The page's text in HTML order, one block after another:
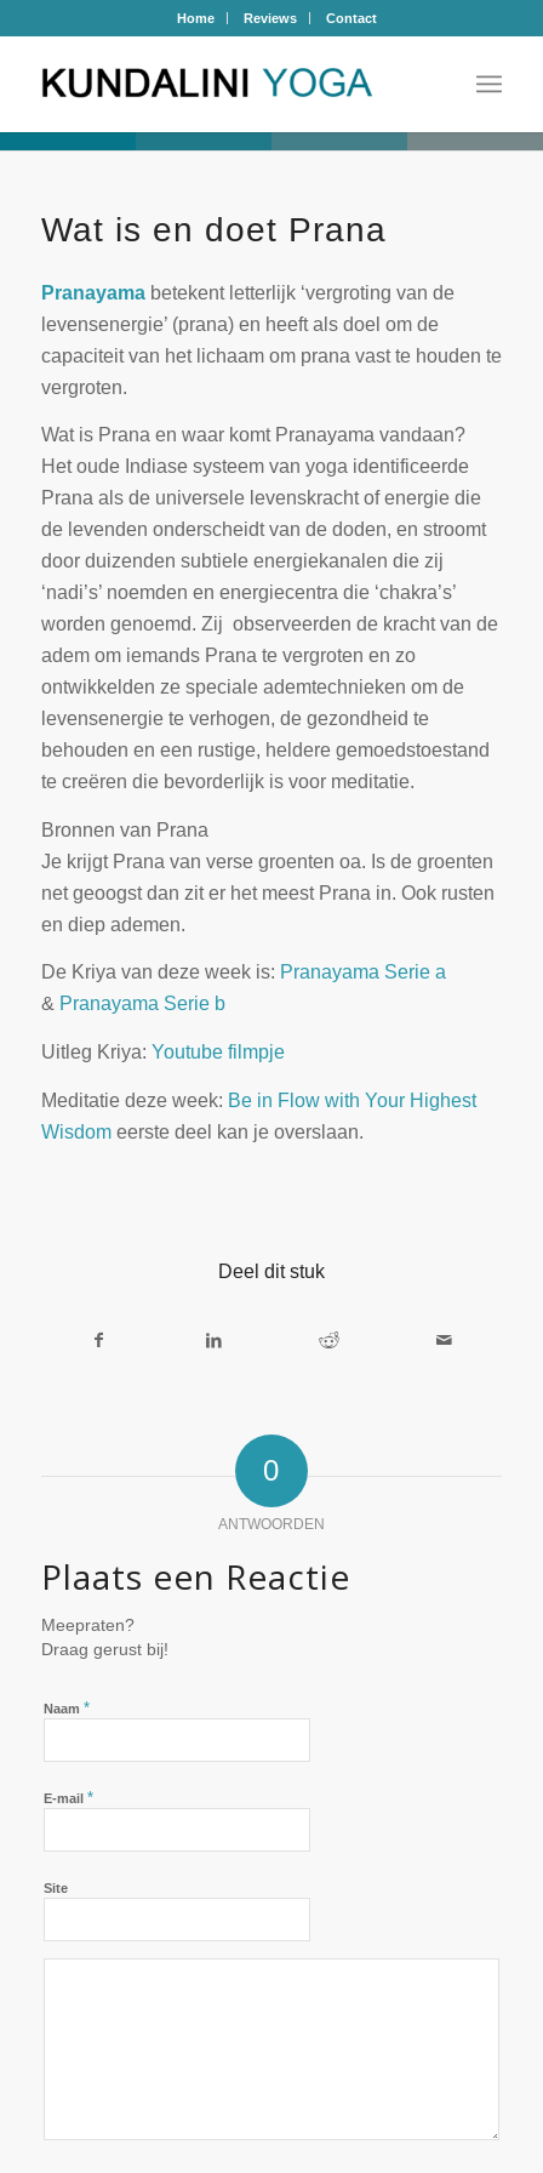
Home Reviews Contact
Wat is en doet Prana
Pranayamabetekent letterlijk ‘vergroting van de
levensenergie’ (prana) en heeft als doel om de
capaciteit van het lichaam om prana vast te houden te
vergroten.
Wat is Prana en waar komt Pranayama vandaan?
Het oude Indiase systeem van yoga identificeerde
Prana als de universele levenskracht of energie die
de levenden onderscheidt van de doden, en stroomt
door duizenden subtiele energiekanalen die zij
‘nadi’s’ noemden en energiecentra die ‘chakra’s’
worden genoemd. Zij observeerden de kracht van de
adem om iemands Prana te vergroten en zo
ontwikkelden ze speciale ademtechnieken om de
levensenergie te verhogen, de gezondheid te
behouden en een rustige, heldere gemoedstoestand
te creëren die bevorderlijk is voor meditatie.
Bronnen van Prana
Je krijgt Prana van verse groenten oa. Is de groenten
net geoogst dan zit er het meest Prana in. Ook rusten
en diep ademen.
De Kriya van deze week is: Pranayama Serie a
& Pranayama Serie b
Uitleg Kriya: Youtube filmpje
Meditatie deze week: Be in Flow with Your Highest
Wisdomeerste deel kan je overslaan.
Deel dit stuk
0
ANTWOORDEN
Plaats een Reactie
Meepraten?
Draag gerust bij!
Naam *
E-mail *
Site